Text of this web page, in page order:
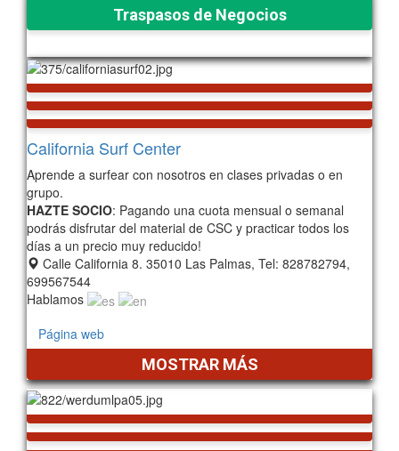
Traspasos de Negocios
California Surf Center
Aprende a surfear con nosotros en clases privadas o en
grupo.
HAZTE SOCIO: Pagando una cuota mensual o semanal
podrás disfrutar del material de CSC y practicar todos los
días a un precio muy reducido!
Calle California 8. 35010 Las Palmas, Tel: 828782794,
699567544
Hablamos
Página web
MOSTRAR MÁS